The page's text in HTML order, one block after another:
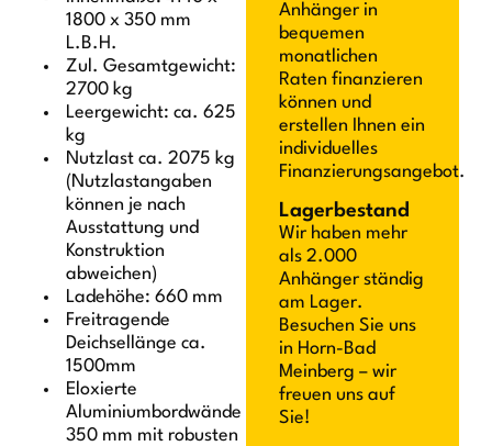
1800 x 350 mm
L.B.H.
Zul. Gesamtgewicht:
2700 kg
Leergewicht: ca. 625
kg
Nutzlast ca. 2075 kg
(Nutzlastangaben
können je nach
Ausstattung und
Konstruktion
abweichen)
Ladehöhe: 660 mm
Freitragende
Deichsellänge ca.
1500mm
Eloxierte
Aluminiumbordwände
350 mm mit robusten
Anhänger in
bequemen
monatlichen
Raten finanzieren
können und
erstellen Ihnen ein
individuelles
Finanzierungsangebot.
Lagerbestand
Wir haben mehr
als 2.000
Anhänger ständig
am Lager.
Besuchen Sie uns
in Horn-Bad
Meinberg – wir
freuen uns auf
Sie!